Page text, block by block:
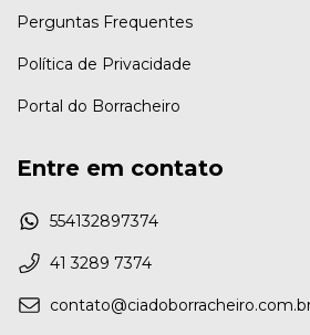
Perguntas Frequentes
Política de Privacidade
Portal do Borracheiro
Entre em contato
554132897374
41 3289 7374